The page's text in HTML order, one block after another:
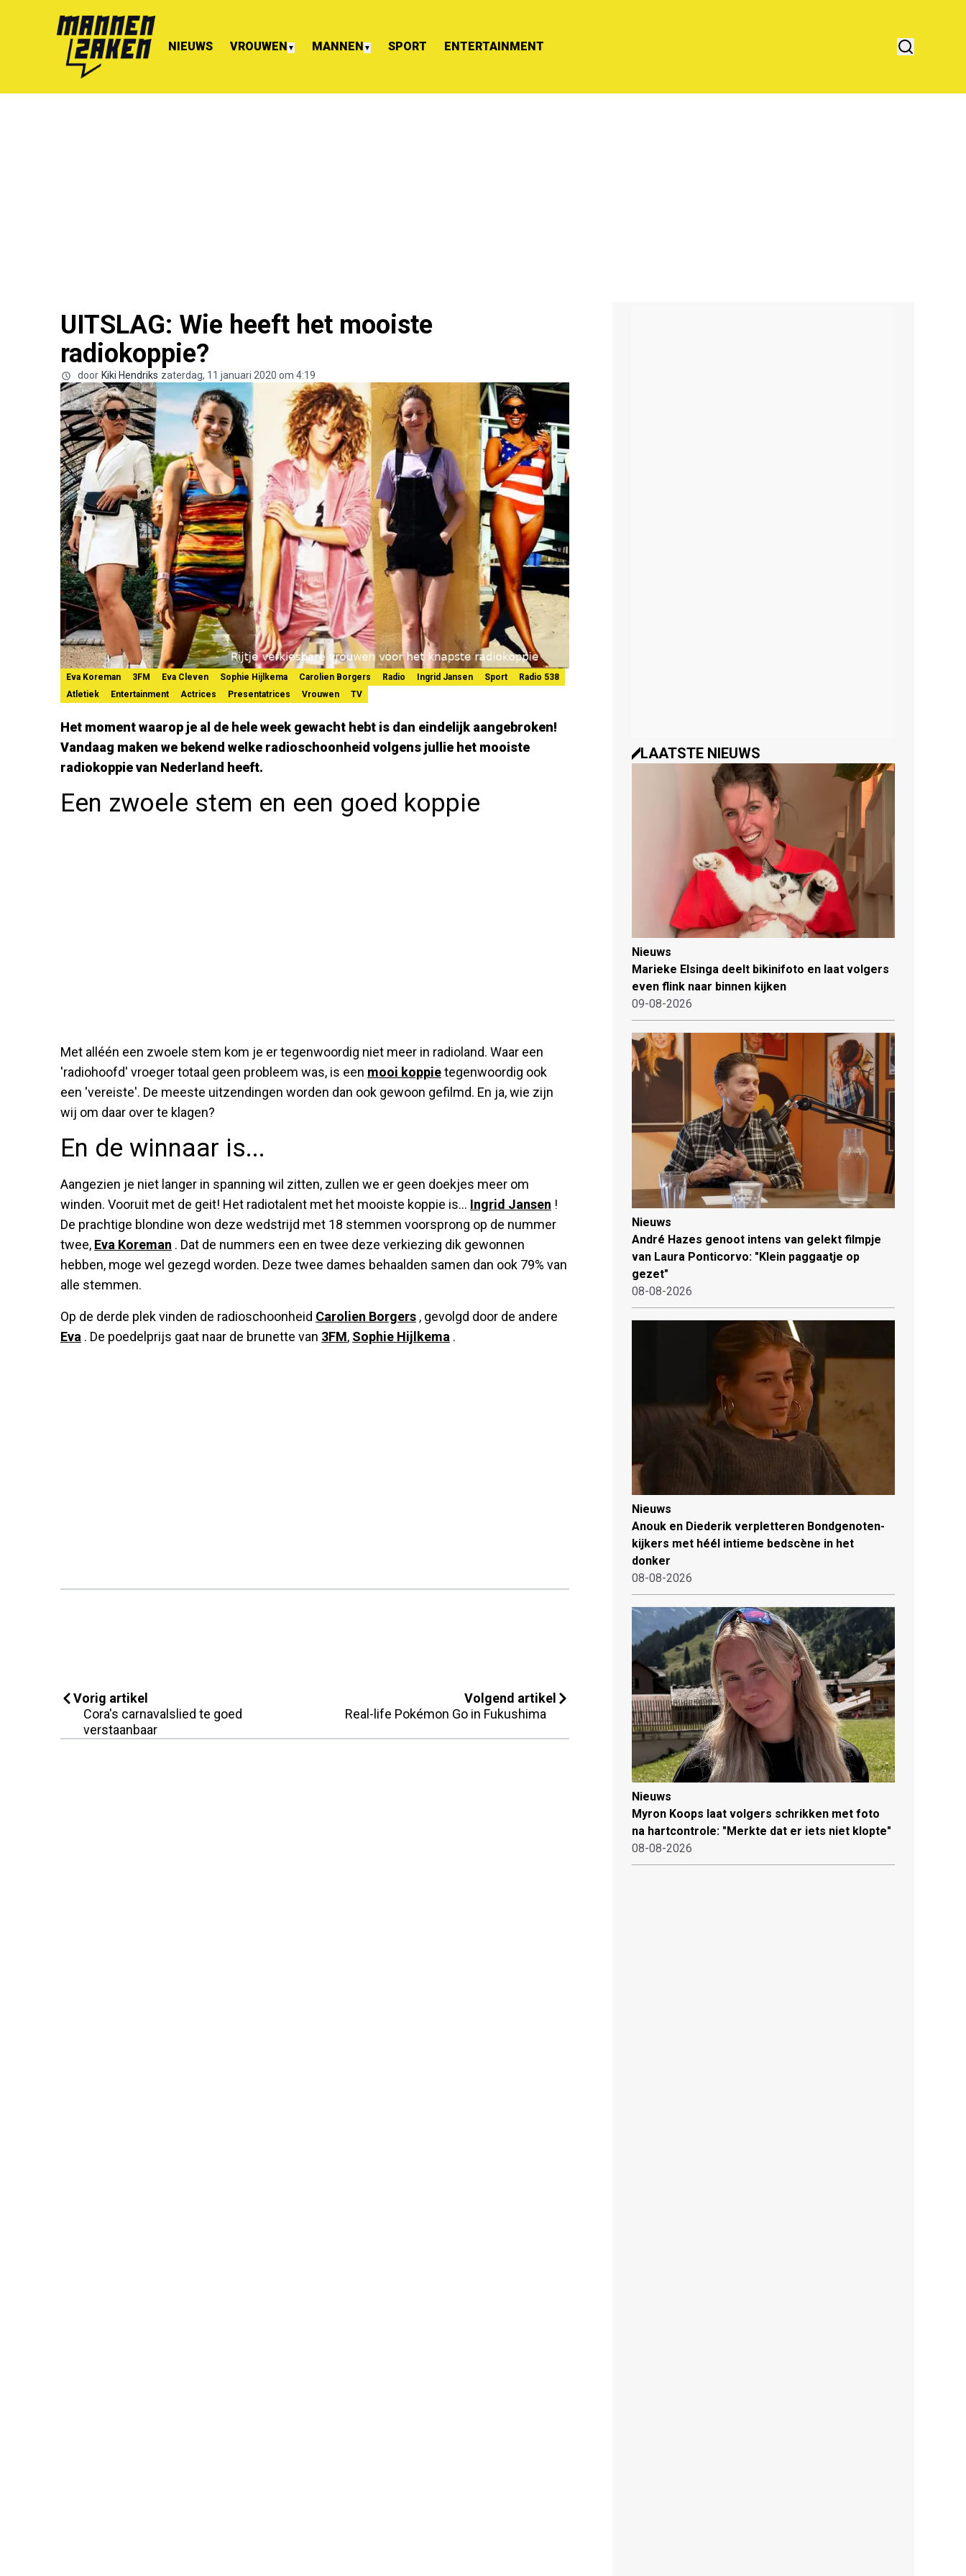
NIEUWS VROUWEN ▼ MANNEN ▼ SPORT ENTERTAINMENT
UITSLAG: Wie heeft het mooiste
radiokoppie?
door Kiki Hendriks zaterdag, 11 januari 2020 om 4:19
Eva Koreman 3FM Eva Cleven Sophie Hijlkema Carolien Borgers Radio Ingrid Jansen Sport
Radio 538
Atletiek
Entertainment Actrices Presentatrices Vrouwen TV
Het moment waarop je al de hele week gewacht hebt is dan eindelijk aangebroken!
Vandaag maken we bekend welke radioschoonheid volgens jullie het mooiste
radiokoppie van Nederland heeft.
Een zwoele stem en een goed koppie
Met alléén een zwoele stem kom je er tegenwoordig niet meer in radioland. Waar een
'radiohoofd' vroeger totaal geen probleem was, is een mooi koppietegenwoordig ook
een 'vereiste'. De meeste uitzendingen worden dan ook gewoon gefilmd. En ja, wie zijn
wij om daar over te klagen?
En de winnaar is...
Aangezien je niet langer in spanning wil zitten, zullen we er geen doekjes meer om
winden. Vooruit met de geit! Het radiotalent met het mooiste koppie is... Ingrid Jansen !
De prachtige blondine won deze wedstrijd met 18 stemmen voorsprong op de nummer
twee, Eva Koreman . Dat de nummers een en twee deze verkiezing dik gewonnen
hebben, moge wel gezegd worden. Deze twee dames behaalden samen dan ook 79% van
alle stemmen.
Op de derde plek vinden de radioschoonheid Carolien Borgers , gevolgd door de andere
Eva . De poedelprijs gaat naar de brunette van 3FM, Sophie Hijlkema .
Vorig artikel
Cora's carnavalslied te goed
verstaanbaar
Volgend artikel
Real-life Pokémon Go in Fukushima
LAATSTE NIEUWS
Nieuws
Marieke Elsinga deelt bikinifoto en laat volgers
even flink naar binnen kijken
09-08-2026
Nieuws
André Hazes genoot intens van gelekt filmpje
van Laura Ponticorvo: "Klein paggaatje op
gezet"
08-08-2026
Nieuws
Anouk en Diederik verpletteren Bondgenoten-
kijkers met héél intieme bedscène in het
donker
08-08-2026
Nieuws
Myron Koops laat volgers schrikken met foto
na hartcontrole: "Merkte dat er iets niet klopte"
08-08-2026